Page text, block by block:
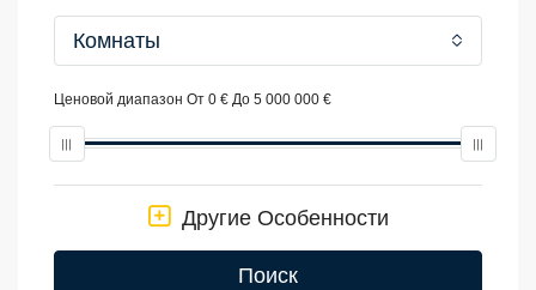
Комнаты
Ценовой диапазон От 0 € До 5 000 000 €
Другие Особенности
Поиск